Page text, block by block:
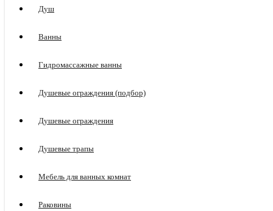
Душ
Ванны
Гидромассажные ванны
Душевые ограждения (подбор)
Душевые ограждения
Душевые трапы
Мебель для ванных комнат
Раковины